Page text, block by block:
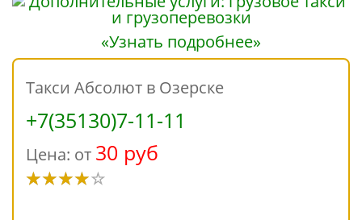
«Узнать подробнее»
Такси Абсолют в Озерске
+7(35130)7-11-11
Цена: от 30 руб